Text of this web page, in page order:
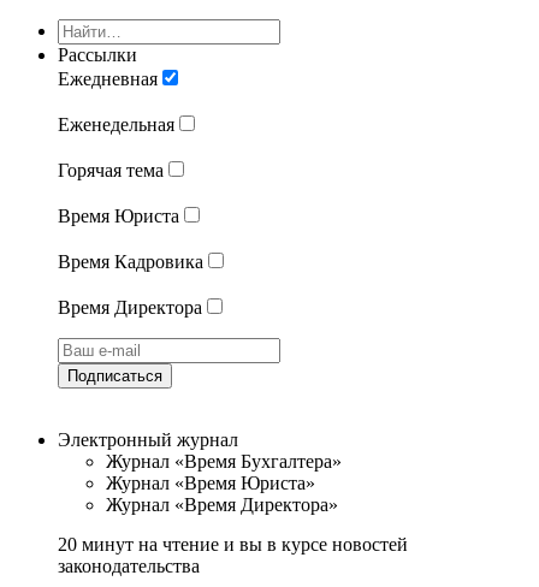
Рассылки
Ежедневная
Еженедельная
Горячая тема
Время Юриста
Время Кадровика
Время Директора
Подписаться
Электронный журнал
Журнал «Время Бухгалтера»
Журнал «Время Юриста»
Журнал «Время Директора»
20 минут на чтение и вы в курсе новостей
законодательства